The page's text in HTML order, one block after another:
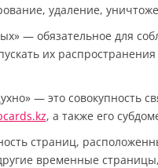
удаление,
— обязательное для
их
— это
, а также его
страниц,
временные